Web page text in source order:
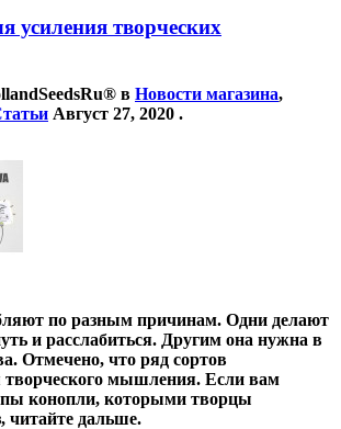
усиления творческих
в Новости магазина,
Август 27, 2020 .
по разным причинам. Одни делают
и расслабиться. Другим она нужна в
Отмечено, что ряд сортов
творческого мышления. Если вам
конопли, которыми творцы
читайте дальше.